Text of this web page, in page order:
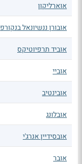
אוארליקון
אובורן ננשיונאל בנקורפ
אוביד תרפיוטיקס
אוביי
אובינטיב
אובלונג
אובסידיין אנרג'י
אובר